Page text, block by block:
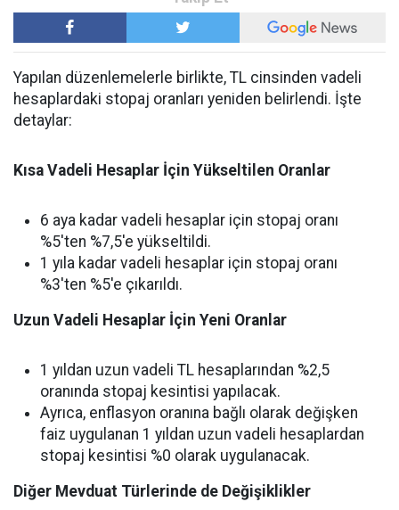
Yapılan düzenlemelerle birlikte, TL cinsinden vadeli
hesaplardaki stopaj oranları yeniden belirlendi. İşte
detaylar:
Kısa Vadeli Hesaplar İçin Yükseltilen Oranlar
6 aya kadar vadeli hesaplar için stopaj oranı
%5'ten %7,5'e yükseltildi.
1 yıla kadar vadeli hesaplar için stopaj oranı
%3'ten %5'e çıkarıldı.
Uzun Vadeli Hesaplar İçin Yeni Oranlar
1 yıldan uzun vadeli TL hesaplarından %2,5
oranında stopaj kesintisi yapılacak.
Ayrıca, enflasyon oranına bağlı olarak değişken
faiz uygulanan 1 yıldan uzun vadeli hesaplardan
stopaj kesintisi %0 olarak uygulanacak.
Diğer Mevduat Türlerinde de Değişiklikler